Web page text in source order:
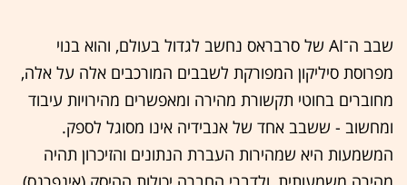
שבב ה־AI של סרבראס נחשב לגדול בעולם, והוא בנוי
מפרוסת סיליקון המפורקת לשבבים המורכבים אלה על אלה,
מחוברים בחוטי תקשורת מהירה ומאפשרים מהירויות עיבוד
ומחשוב - ששבב אחד של אנבידיה אינו מסוגל לספק.
המשמעות היא שמהירות העברת הנתונים והזיכרון תהיה